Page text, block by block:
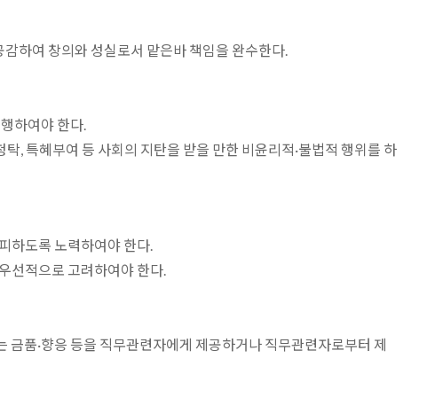
하여 창의와 성실로서 맡은바 책임을 완수한다.
하여야 한다.
, 특혜부여 등 사회의 지탄을 받을 만한 비윤리적·불법적 행위를 하
하도록 노력하여야 한다.
선적으로 고려하여야 한다.
품·향응 등을 직무관련자에게 제공하거나 직무관련자로부터 제